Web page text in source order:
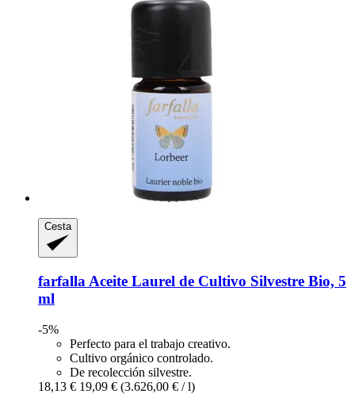
Cesta
farfalla Aceite Laurel de Cultivo Silvestre Bio, 5
ml
-5%
Perfecto para el trabajo creativo.
Cultivo orgánico controlado.
De recolección silvestre.
18,13 € 19,09 € (3.626,00 € / l)